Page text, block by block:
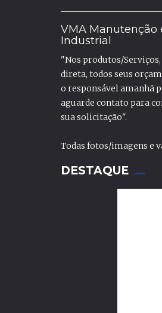
VMA Manutenção
Industrial
"Nos produtos/
direta, todos seus
o responsável amanhã
aguarde contato para
sua solicitação".
Todas fotos/imagens e
DESTAQUE